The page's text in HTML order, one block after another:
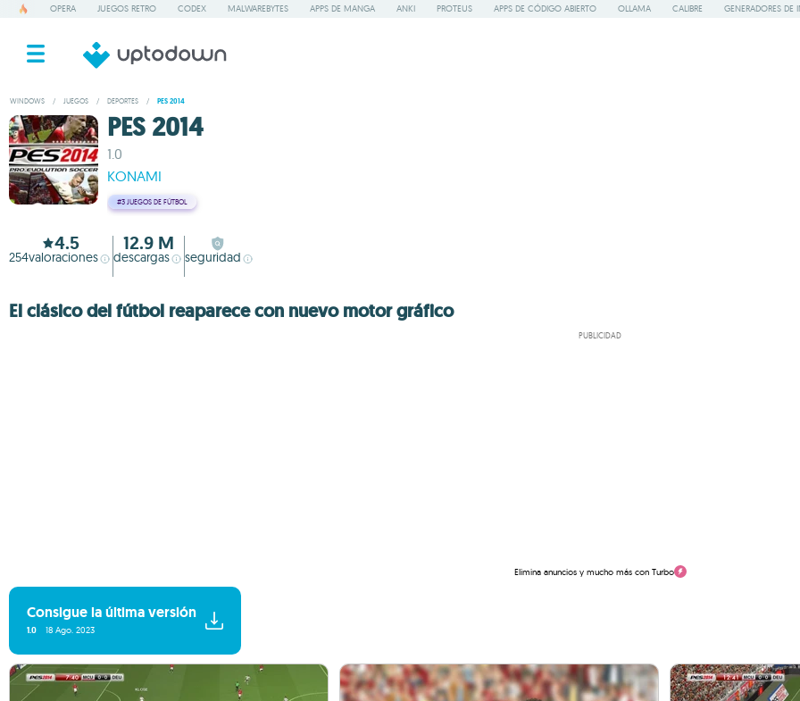
OPERA JUEGOS RETRO CODEX MALWAREBYTES APPS DE MANGA ANKI PROTEUS APPS DE CÓDIGO ABIERTO OLLAMA CALIBRE GENERADORES
WINDOWS / JUEGOS / DEPORTES / PES 2014
PES 2014
1.0
KONAMI
#3 JUEGOS DE FÚTBOL
4.5
254valoraciones
12.9 M
descargas seguridad
El clásico del fútbol reaparece con nuevo motor gráfico
PUBLICIDAD
Elimina anuncios y mucho más con Turbo
Consigue la última versión
1.0 18 Ago. 2023